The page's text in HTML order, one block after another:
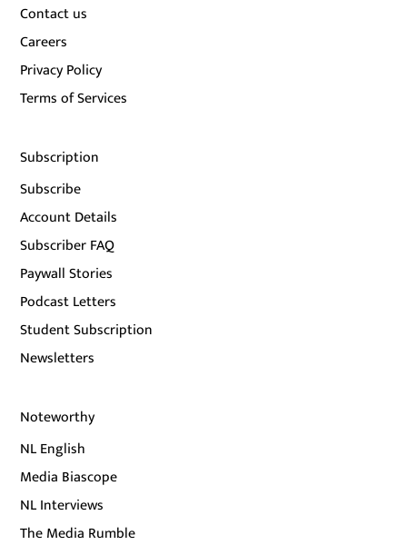
Contact us
Careers
Privacy Policy
Terms of Services
Subscription
Subscribe
Account Details
Subscriber FAQ
Paywall Stories
Podcast Letters
Student Subscription
Newsletters
Noteworthy
NL English
Media Biascope
NL Interviews
The Media Rumble